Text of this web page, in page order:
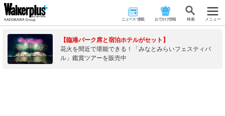
ニュース･連載 おでかけ情報 検 索 メニュー
【臨港パーク席と宿泊ホテルがセット】
花火を間近で堪能できる！「みなとみらいフェスティバ
ル」鑑賞ツアーを販売中